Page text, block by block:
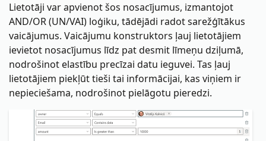
Lietotāji var apvienot šos nosacījumus, izmantojot
AND/OR (UN/VAI) loģiku, tādējādi radot sarežģītākus
vaicājumus. Vaicājumu konstruktors ļauj lietotājiem
ievietot nosacījumus līdz pat desmit līmeņu dziļumā,
nodrošinot elastību precīzai datu ieguvei. Tas ļauj
lietotājiem piekļūt tieši tai informācijai, kas viņiem ir
nepieciešama, nodrošinot pielāgotu pieredzi.